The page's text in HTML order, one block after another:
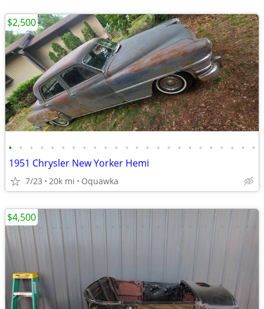
• • • • • • • • • • • • • • • • • • • • • • • •
1951 Chrysler New Yorker Hemi
7/23 20k mi Oquawka
$2,500
$4,500